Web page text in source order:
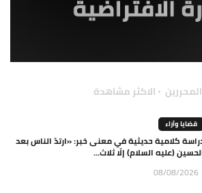
الاكثر مشاهدة
قضايا وآراء
كلامية حديثية في معنى خبر: «ارتدّ الناس بعد
(عليه السلام) إلّا ثلاث...
08/08/2026